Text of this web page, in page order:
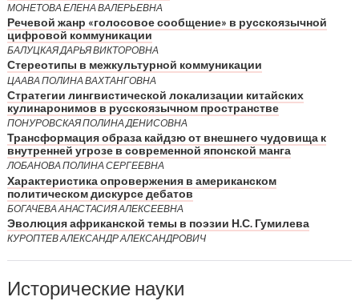
МОНЕТОВА ЕЛЕНА ВАЛЕРЬЕВНА
Речевой жанр «голосовое сообщение» в русскоязычной
цифровой коммуникации
БАЛУЦКАЯ ДАРЬЯ ВИКТОРОВНА
Стереотипы в межкультурной коммуникации
ЦААВА ПОЛИНА ВАХТАНГОВНА
Стратегии лингвистической локализации китайских
кулинаронимов в русскоязычном пространстве
ПОНУРОВСКАЯ ПОЛИНА ДЕНИСОВНА
Трансформация образа кайдзю от внешнего чудовища к
внутренней угрозе в современной японской манга
ЛОБАНОВА ПОЛИНА СЕРГЕЕВНА
Характеристика опровержения в американском
политическом дискурсе дебатов
БОГАЧЕВА АНАСТАСИЯ АЛЕКСЕЕВНА
Эволюция африканской темы в поэзии Н.С. Гумилева
КУРОПТЕВ АЛЕКСАНДР АЛЕКСАНДРОВИЧ
Исторические науки